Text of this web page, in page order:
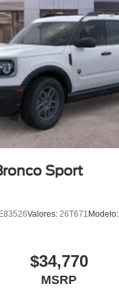
Sport
Valores: 26T671Modelo:
$34,770
MSRP